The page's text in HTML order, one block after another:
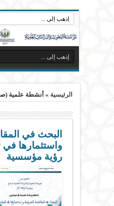
الرئيسية » أنشطة علمية
البحث في
واستثمارها في
رؤية مؤسسية